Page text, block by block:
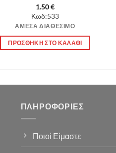
1.50€
Κωδ:533
ΆΜΕΣΑ ΔΙΑΘΈΣΙΜΟ
ΠΡΟΣΘΉΚΗ ΣΤΟ ΚΑΛΆΘΙ
ΠΛΗΡΟΦΟΡΊΕΣ
Ποιοί Είμαστε